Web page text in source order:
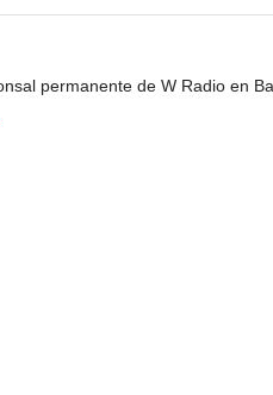
permanente de W Radio en